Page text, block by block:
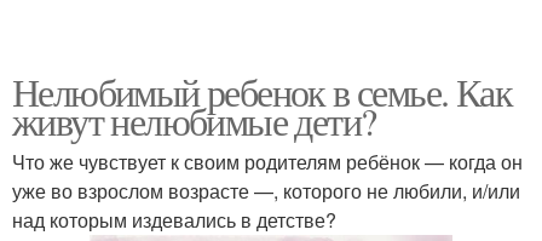
Нелюбимый ребенок в семье. Как
живут нелюбимые дети?
Что же чувствует к своим родителям ребёнок — когда он
уже во взрослом возрасте —, которого не любили, и/или
над которым издевались в детстве? ⠀⠀